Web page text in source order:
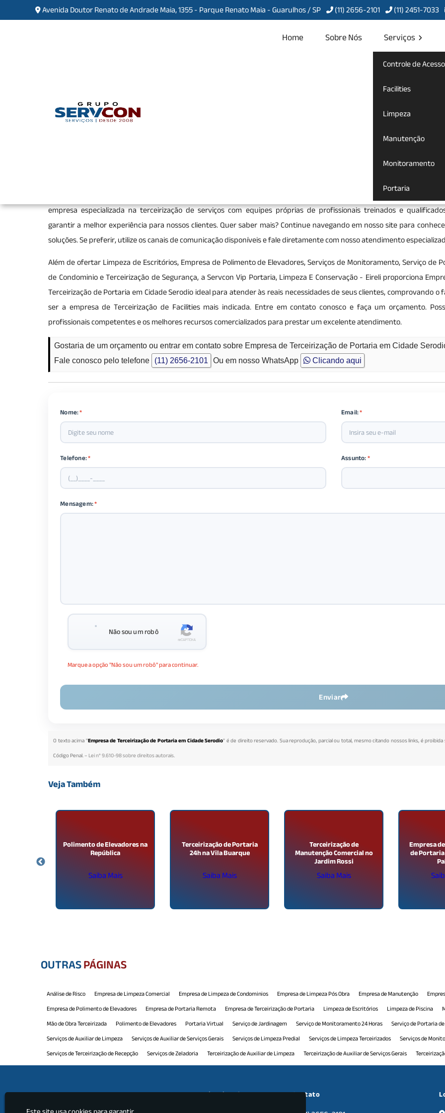
Avenida Doutor Renato de Andrade Maia, 1355 - Parque Renato Maia - Guarulhos / SP (11) 2656-2101 (11) 2451-7033
Home Sobre Nós Serviços
Controle de Acesso
Facilities
Limpeza
Manutenção
Monitoramento
Portaria
Cidade Serodio
compromisso e total segurança, encontrou o lugar certo. Seja bem-vindo a Servcon Portaria, Limpeza e Conservação,
empresa especializada na terceirização de serviços com equipes próprias de profissionais treinados e
garantir a melhor experiência para nossos clientes. Quer saber mais? Continue navegando em nosso site para
soluções. Se preferir, utilize os canais de comunicação disponíveis e fale diretamente com nosso atendimento
Além de ofertar Limpeza de Escritórios, Empresa de Polimento de Elevadores, Serviços de Monitoramento, Serviço de
de Condominio e Terceirização de Segurança, a Servcon Vip Portaria, Limpeza E Conservação - Eireli proporciona
Terceirização de Portaria em Cidade Serodio ideal para atender às reais necessidades de seus clientes, comprovando o
ser a empresa de Terceirização de Facilities mais indicada. Entre em contato conosco e faça um orçamento.
profissionais competentes e os melhores recursos comercializados para prestar um excelente atendimento.
Gostaria de um orçamento ou entrar em contato sobre Empresa de Terceirização de Portaria em Cidade
Fale conosco pelo telefone
(11) 2656-2101 Ou em nosso WhatsApp Clicando aqui
Nome:* Email:*
Telefone:* Assunto:*
Mensagem:*
Não sou um robô
Marque a opção "Não sou um robô" para continuar.
Enviar
O texto acima "Empresa de Terceirização de Portaria em Cidade Serodio" é de direito reservado. Sua reprodução, parcial ou total, mesmo citando nossos links, é
Código Penal. –Lei n° 9.610-98 sobre direitos autorais.
Veja Também
Polimento de Elevadores na
República
Saiba Mais
Terceirização de Portaria
24h na Vila Buarque
Saiba Mais
Terceirização de
Manutenção Comercial no
Jardim Rossi
Saiba Mais
Empresa
de
OUTRASPÁGINAS
Análise de Risco Empresa de Limpeza Comercial Empresa de Limpeza de Condominios Empresa de Limpeza Pós Obra Empresa de Manutenção
Empresa de Polimento de Elevadores
Empresa de Portaria Remota Empresa de Terceirização de Portaria Limpeza de Escritórios Limpeza de Piscina
Mão de Obra Terceirizada
Polimento de Elevadores Portaria Virtual Serviço de Jardinagem Serviço de Monitoramento 24 Horas Serviço de Portaria
Serviços de Auxiliar de Limpeza
Serviços de Auxiliar de Serviços Gerais Serviços de Limpeza Predial Serviços de Limpeza Terceirizados Serviços de
Serviços de Terceirização de Recepção
Serviços de Zeladoria Terceirização de Auxiliar de Limpeza Terceirização de Auxiliar de Serviços Gerais
Terceirização de Limpeza e Conservação
Terceirização de Manutenção Comercial Terceirização de Manutenção Predial Terceirização de Monitoramento
Institucional Contato